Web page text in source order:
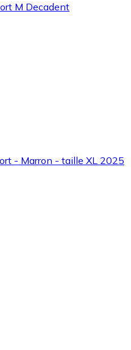
M Decadent
- Marron - taille XL 2025